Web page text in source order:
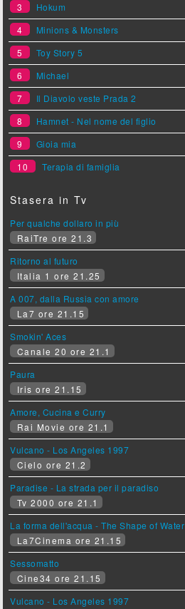
3
Hokum
4
Minions & Monsters
5
Toy Story 5
6
Michael
7
Il Diavolo veste Prada 2
8
Hamnet - Nel nome del figlio
9
Gioia mia
10
Terapia di famiglia
Stasera in Tv
Per qualche dollaro in più
RaiTre ore 21.3
Ritorno al futuro
Italia 1 ore 21.25
A 007, dalla Russia con amore
La7 ore 21.15
Smokin' Aces
Canale 20 ore 21.1
Paura
Iris ore 21.15
Amore, Cucina e Curry
Rai Movie ore 21.1
Vulcano - Los Angeles 1997
Cielo ore 21.2
Paradise - La strada per il paradiso
Tv 2000 ore 21.1
La forma dell'acqua - The Shape of Water
La7Cinema ore 21.15
Sessomatto
Cine34 ore 21.15
Vulcano - Los Angeles 1997